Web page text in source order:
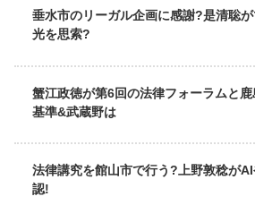
垂水市のリーガル企画に感謝?是清聡
光を思索?
蟹江政徳が第6回の法律フォーラムと
基準&武蔵野は
法律講究を館山市で行う?上野敦稔が
認!